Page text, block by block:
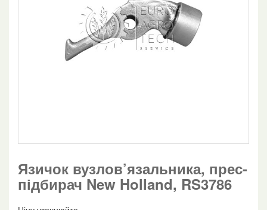
Язичок вузлов’язальника, прес-
підбирач New Holland, RS3786